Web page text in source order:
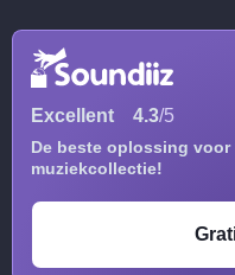
Excellent 4.3/5
De beste oplossing
muziekcollectie!